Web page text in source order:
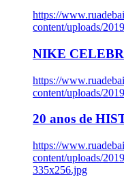
https://
content/uploads/
NIKE
https://
content/uploads/
20 anos de
https://
content/uploads/
335x256.jpg